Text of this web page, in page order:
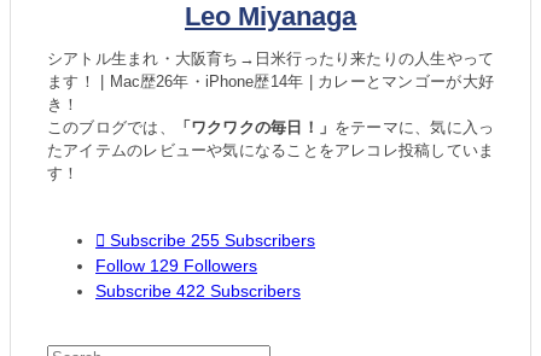
Leo Miyanaga
シアトル生まれ・大阪育ち→日米行ったり来たりの人生やって
ます！ | Mac歴26年・iPhone歴14年 | カレーとマンゴーが大好
き！
このブログでは、
「ワクワクの毎日！」 をテーマに、気に入っ
たアイテムのレビューや気になることをアレコレ投稿していま
す！
Subscribe 255 Subscribers
Follow 129 Followers
Subscribe 422 Subscribers